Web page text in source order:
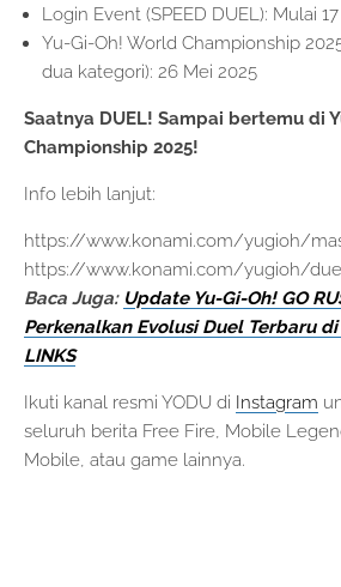
Login Event (SPEED DUEL): Mulai
Yu-Gi-Oh! World Championship
dua kategori): 26 Mei 2025
Saatnya DUEL! Sampai bertemu di
Championship 2025!
Info lebih lanjut:
https://www.konami.com/yugioh/
https://www.konami.com/yugioh/
Baca Juga: Update Yu-Gi-Oh! GO
Perkenalkan Evolusi Duel Terbaru di
LINKS
Ikuti kanal resmi YODU di Instagram
seluruh berita Free Fire, Mobile
Mobile, atau game lainnya.